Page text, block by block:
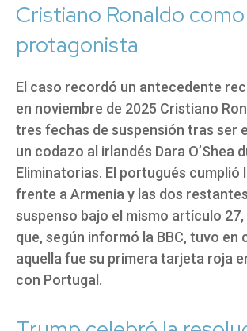
Cristiano Ronaldo como
protagonista
El caso recordó un antecedente
en noviembre de 2025 Cristiano
tres fechas de suspensión tras ser
un codazo al irlandés Dara O’Shea
Eliminatorias. El portugués cumplió
frente a Armenia y las dos
suspenso bajo el mismo artículo 27,
que, según informó la BBC, tuvo en
aquella fue su primera tarjeta roja
con Portugal.